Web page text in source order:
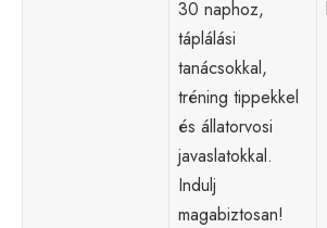
30 naphoz,
táplálási
tanácsokkal,
tréning tippekkel
és állatorvosi
javaslatokkal.
Indulj
magabiztosan!